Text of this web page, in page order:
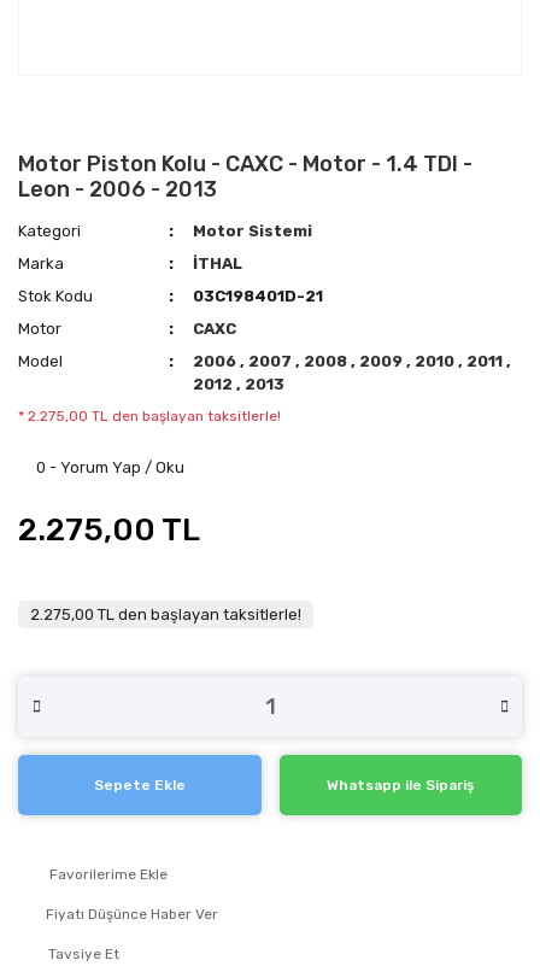
Motor Piston Kolu - CAXC - Motor - 1.4 TDI -
Leon - 2006 - 2013
Kategori
Motor Sistemi
Marka
İTHAL
Stok Kodu
03C198401D-21
Motor
CAXC
Model
2006, 2007, 2008, 2009, 2010, 2011,
2012, 2013
* 2.275,00 TL den başlayan taksitlerle!
0 - Yorum Yap / Oku
2.275,00 TL
2.275,00 TL den başlayan taksitlerle!
Sepete Ekle Whatsapp ile Sipariş
Fiyatı Düşünce Haber Ver
Tavsiye Et